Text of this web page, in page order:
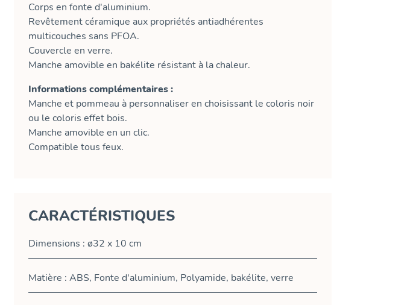
Corps en fonte d'aluminium.
Revêtement céramique aux propriétés antiadhérentes
multicouches sans PFOA.
Couvercle en verre.
Manche amovible en bakélite résistant à la chaleur.
Informations complémentaires :
Manche et pommeau à personnaliser en choisissant le coloris noir
ou le coloris effet bois.
Manche amovible en un clic.
Compatible tous feux.
CARACTÉRISTIQUES
Dimensions : ø32 x 10 cm
Matière : ABS, Fonte d'aluminium, Polyamide, bakélite, verre